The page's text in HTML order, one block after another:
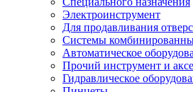
Электроинструмент
Для продавливания
Системы
Автоматическое
Прочий инструмент и
Гидравлическое